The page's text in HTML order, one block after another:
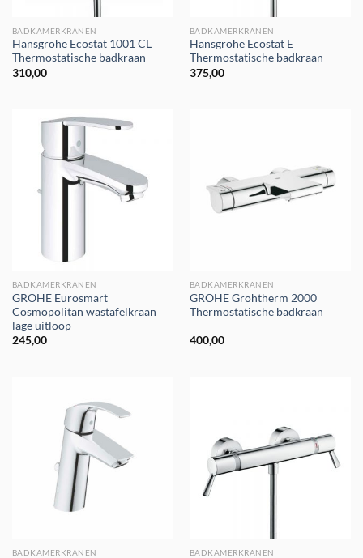
BADKAMERKRANEN
Hansgrohe Ecostat 1001 CL
Thermostatische badkraan
310,00
BADKAMERKRANEN
Hansgrohe Ecostat E
Thermostatische badkraan
375,00
BADKAMERKRANEN
GROHE Eurosmart
Cosmopolitan wastafelkraan
lage uitloop
245,00
BADKAMERKRANEN
GROHE Grohtherm 2000
Thermostatische badkraan
400,00
BADKAMERKRANEN BADKAMERKRANEN